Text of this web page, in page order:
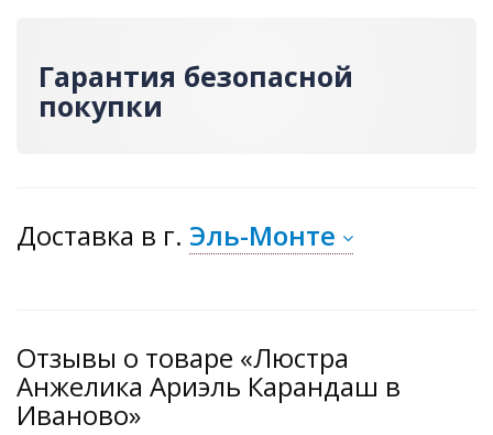
Гарантия безопасной
покупки
Доставка в г. Эль-Монте
Отзывы о товаре «Люстра
Анжелика Ариэль Карандаш в
Иваново»